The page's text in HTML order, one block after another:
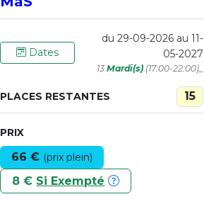
Dates
du 29-09-2026 au 11-
05-2027
13Mardi(s) (17:00-22:00)_
PLACES RESTANTES 15
PRIX
66 € (prix plein)
8 € Si Exempté